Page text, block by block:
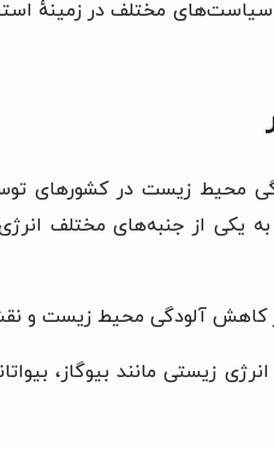
مختلف در زمینهٔ
محیط زیست در کشورهای
از جنبه‌های مختلف
کاهش آلودگی محیط زیست و
زیستی مانند بیوگاز،